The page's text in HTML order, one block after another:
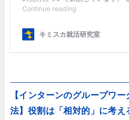
【インターンのグループワ
法】役割は「相対的」に考え